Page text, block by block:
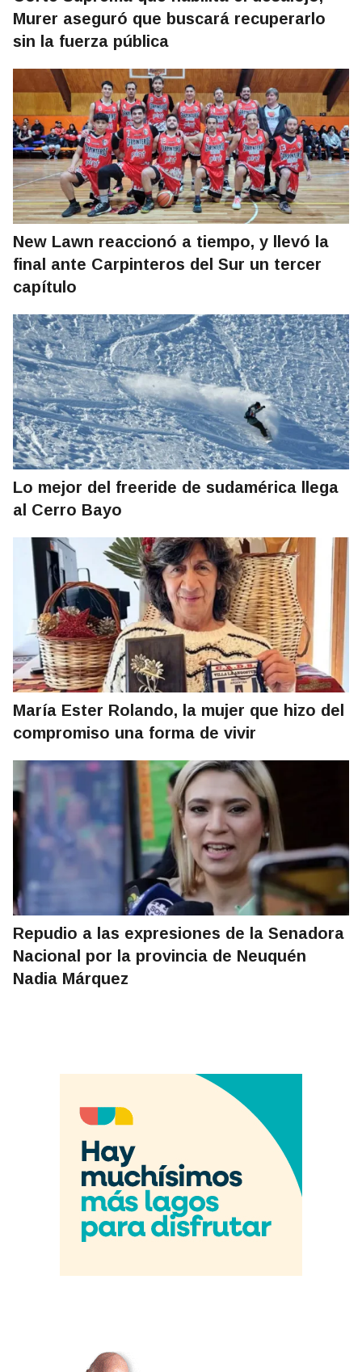
Murer aseguró que buscará recuperarlo
sin la fuerza pública
New Lawn reaccionó a tiempo, y llevó la
final ante Carpinteros del Sur un tercer
capítulo
Lo mejor del freeride de sudamérica llega
al Cerro Bayo
María Ester Rolando, la mujer que hizo del
compromiso una forma de vivir
Repudio a las expresiones de la Senadora
Nacional por la provincia de Neuquén
Nadia Márquez